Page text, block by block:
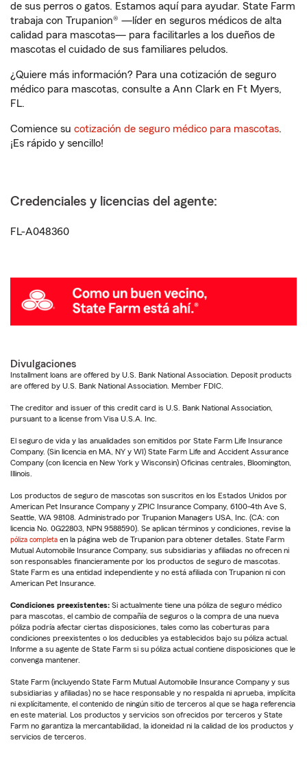
de sus perros o gatos. Estamos aquí para ayudar. State Farm
trabaja con Trupanion® —líder en seguros médicos de alta
calidad para mascotas— para facilitarles a los dueños de
mascotas el cuidado de sus familiares peludos.
¿Quiere más información? Para una cotización de seguro
médico para mascotas, consulte a Ann Clark en Ft Myers,
FL.
Comience su cotización de seguro médico para mascotas.
¡Es rápido y sencillo!
Credenciales y licencias del agente:
FL-A048360
Divulgaciones
Installment loans are offered by U.S. Bank National Association. Deposit products
are offered by U.S. Bank National Association. Member FDIC.
The creditor and issuer of this credit card is U.S. Bank National Association,
pursuant to a license from Visa U.S.A. Inc.
El seguro de vida y las anualidades son emitidos por State Farm Life Insurance
Company. (Sin licencia en MA, NY y WI) State Farm Life and Accident Assurance
Company (con licencia en New York y Wisconsin) Oficinas centrales, Bloomington,
Illinois.
Los productos de seguro de mascotas son suscritos en los Estados Unidos por
American Pet Insurance Company y ZPIC Insurance Company, 6100-4th Ave S,
Seattle, WA 98108. Administrado por Trupanion Managers USA, Inc. (CA: con
licencia No. 0G22803, NPN 9588590). Se aplican términos y condiciones, revise la
póliza completa en la página web de Trupanion para obtener detalles. State Farm
Mutual Automobile Insurance Company, sus subsidiarias y afiliadas no ofrecen ni
son responsables financieramente por los productos de seguro de mascotas.
State Farm es una entidad independiente y no está afiliada con Trupanion ni con
American Pet Insurance.
Condiciones preexistentes: Si actualmente tiene una póliza de seguro médico
para mascotas, el cambio de compañía de seguros o la compra de una nueva
póliza podría afectar ciertas disposiciones, tales como las coberturas para
condiciones preexistentes o los deducibles ya establecidos bajo su póliza actual.
Informe a su agente de State Farm si su póliza actual contiene disposiciones que le
convenga mantener.
State Farm (incluyendo State Farm Mutual Automobile Insurance Company y sus
subsidiarias y afiliadas) no se hace responsable y no respalda ni aprueba, implícita
ni explícitamente, el contenido de ningún sitio de terceros al que se haga referencia
en este material. Los productos y servicios son ofrecidos por terceros y State
Farm no garantiza la mercantabilidad, la idoneidad ni la calidad de los productos y
servicios de terceros.